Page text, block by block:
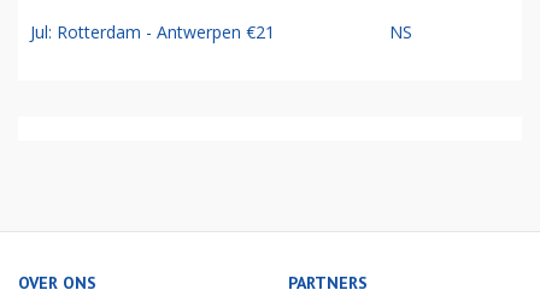
Jul: Rotterdam - Antwerpen €21 NS
OVER ONS PARTNERS